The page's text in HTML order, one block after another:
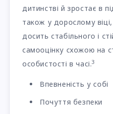
дитинстві й зростає в
також у дорослому
досить стабільного і
самооцінку схожою на
особистості в часі.3
Впевненість у собі
Почуття безпеки